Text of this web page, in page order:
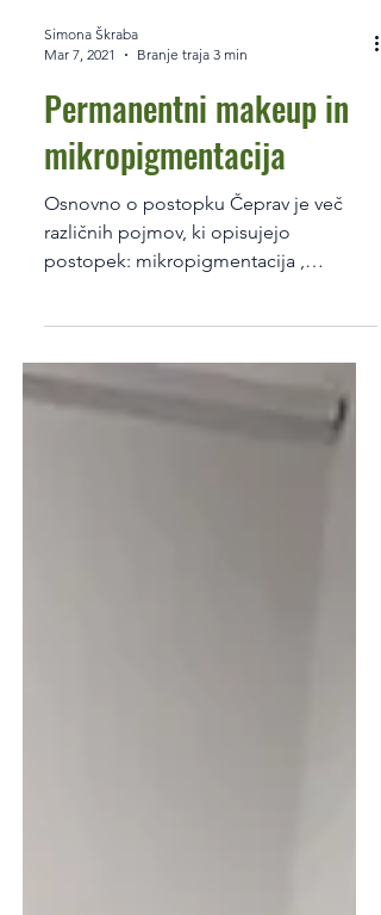
Simona Škraba
Mar 7, 2021
Branje traja 3 min
Permanentni makeup in
mikropigmentacija
Osnovno o postopku Čeprav je več
postopek: mikropigmentacija ,